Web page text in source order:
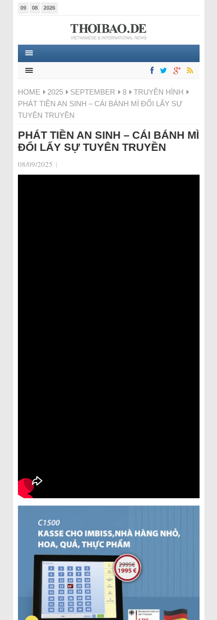
09 08 2026
HOME 2025 SEPTEMBER 8
TRUYỀN HÌNH
PHÁT TIỀN AN SINH – CÁI BÁNH MÌ ĐỔI LẤY SỰ
TUYÊN TRUYỀN
PHÁT TIỀN AN SINH – CÁI BÁNH MÌ
ĐỔI LẤY SỰ TUYÊN TRUYỀN
08/09/2025 |